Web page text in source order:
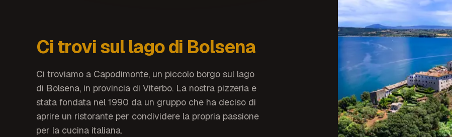
Ci trovi sul lago di Bolsena
Ci troviamo a Capodimonte, un piccolo borgo sul lago
di Bolsena, in provincia di Viterbo. La nostra pizzeria e
stata fondata nel 1990 da un gruppo che ha deciso di
aprire un ristorante per condividere la propria passione
per la cucina italiana.